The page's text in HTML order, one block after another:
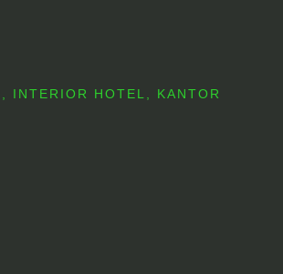
INTERIOR HOTEL KANTOR